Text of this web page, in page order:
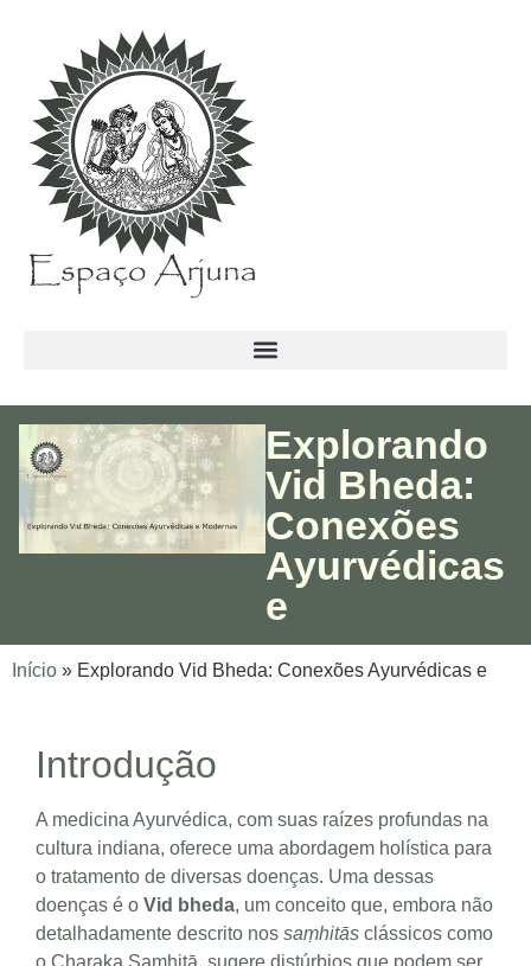
Explorando
Vid Bheda:
Conexões
Ayurvédicas
e
Início » Explorando Vid Bheda: Conexões Ayurvédicas e
Introdução
A medicina Ayurvédica, com suas raízes profundas na
cultura indiana, oferece uma abordagem holística para
o tratamento de diversas doenças. Uma dessas
doenças é o Vid bheda, um conceito que, embora não
detalhadamente descrito nos saṃhitās clássicos como
o Charaka Saṃhitā, sugere distúrbios que podem ser